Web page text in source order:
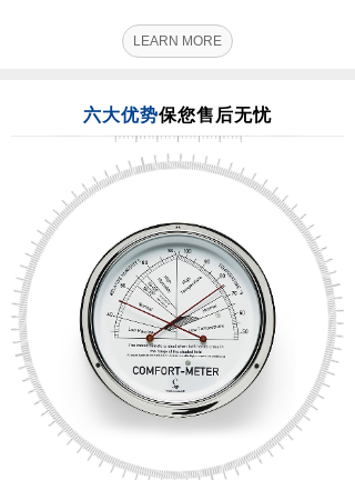
LEARN MORE
六大优势保您售后无忧